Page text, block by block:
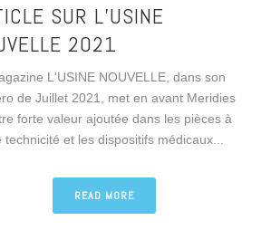
SUR L’USINE
2021
L'USINE NOUVELLE, dans son
de Juillet 2021, met en avant Meridies
forte valeur ajoutée dans les pièces à
technicité et les dispositifs médicaux...
READ MORE